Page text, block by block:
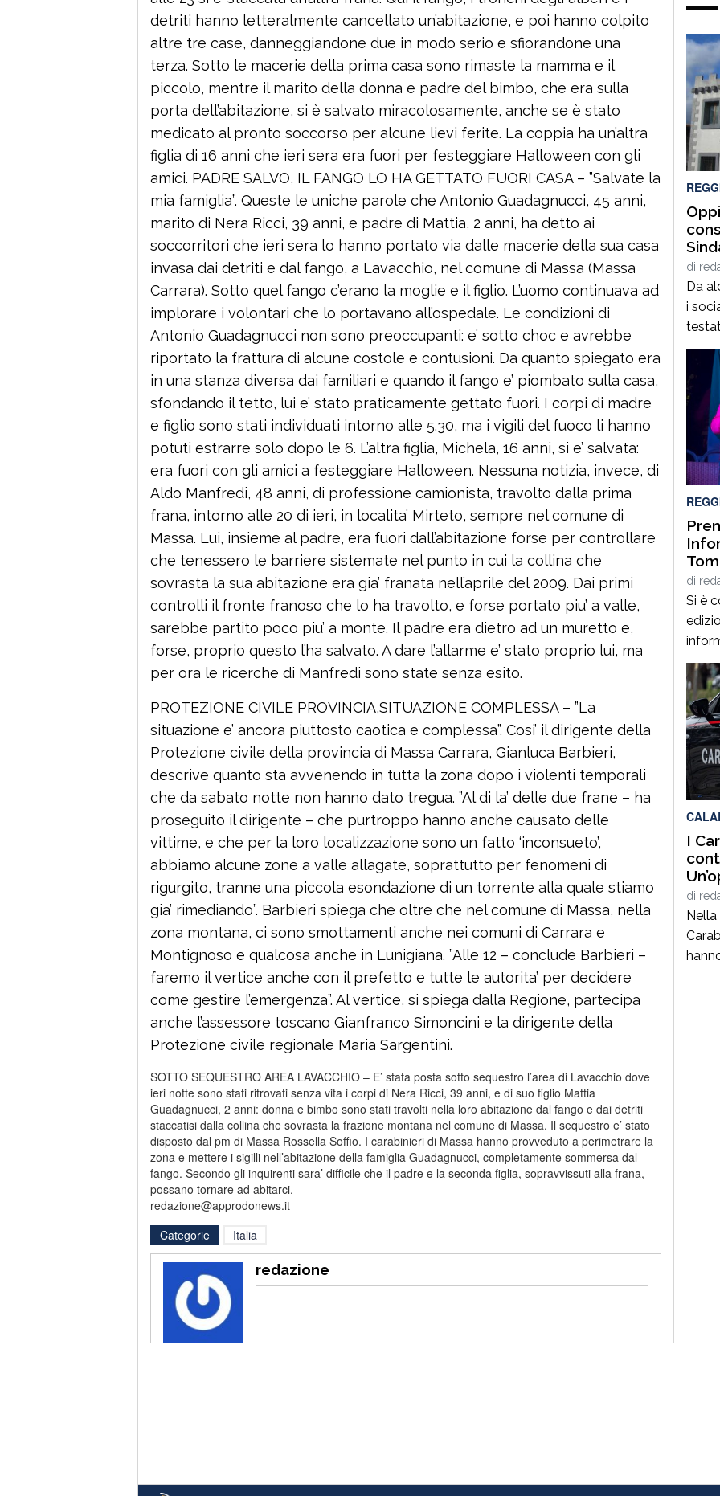
detriti hanno letteralmente cancellato un’abitazione, e poi hanno colpito
altre tre case, danneggiandone due in modo serio e sfiorandone una
terza. Sotto le macerie della prima casa sono rimaste la mamma e il
piccolo, mentre il marito della donna e padre del bimbo, che era sulla
porta dell’abitazione, si è salvato miracolosamente, anche se è stato
medicato al pronto soccorso per alcune lievi ferite. La coppia ha un’altra
figlia di 16 anni che ieri sera era fuori per festeggiare Halloween con gli
amici. PADRE SALVO, IL FANGO LO HA GETTATO FUORI CASA – ”Salvate la
mia famiglia”. Queste le uniche parole che Antonio Guadagnucci, 45 anni,
marito di Nera Ricci, 39 anni, e padre di Mattia, 2 anni, ha detto ai
soccorritori che ieri sera lo hanno portato via dalle macerie della sua casa
invasa dai detriti e dal fango, a Lavacchio, nel comune di Massa (Massa
Carrara). Sotto quel fango c’erano la moglie e il figlio. L’uomo continuava ad
implorare i volontari che lo portavano all’ospedale. Le condizioni di
Antonio Guadagnucci non sono preoccupanti: e’ sotto choc e avrebbe
riportato la frattura di alcune costole e contusioni. Da quanto spiegato era
in una stanza diversa dai familiari e quando il fango e’ piombato sulla casa,
sfondando il tetto, lui e’ stato praticamente gettato fuori. I corpi di madre
e figlio sono stati individuati intorno alle 5.30, ma i vigili del fuoco li hanno
potuti estrarre solo dopo le 6. L’altra figlia, Michela, 16 anni, si e’ salvata:
era fuori con gli amici a festeggiare Halloween. Nessuna notizia, invece, di
Aldo Manfredi, 48 anni, di professione camionista, travolto dalla prima
frana, intorno alle 20 di ieri, in localita’ Mirteto, sempre nel comune di
Massa. Lui, insieme al padre, era fuori dall’abitazione forse per controllare
che tenessero le barriere sistemate nel punto in cui la collina che
sovrasta la sua abitazione era gia’ franata nell’aprile del 2009. Dai primi
controlli il fronte franoso che lo ha travolto, e forse portato piu’ a valle,
sarebbe partito poco piu’ a monte. Il padre era dietro ad un muretto e,
forse, proprio questo l’ha salvato. A dare l’allarme e’ stato proprio lui, ma
per ora le ricerche di Manfredi sono state senza esito.
PROTEZIONE CIVILE PROVINCIA,SITUAZIONE COMPLESSA – ”La
situazione e’ ancora piuttosto caotica e complessa”. Cosi’ il dirigente della
Protezione civile della provincia di Massa Carrara, Gianluca Barbieri,
descrive quanto sta avvenendo in tutta la zona dopo i violenti temporali
che da sabato notte non hanno dato tregua. ”Al di la’ delle due frane – ha
proseguito il dirigente – che purtroppo hanno anche causato delle
vittime, e che per la loro localizzazione sono un fatto ‘inconsueto’,
abbiamo alcune zone a valle allagate, soprattutto per fenomeni di
rigurgito, tranne una piccola esondazione di un torrente alla quale stiamo
gia’ rimediando”. Barbieri spiega che oltre che nel comune di Massa, nella
zona montana, ci sono smottamenti anche nei comuni di Carrara e
Montignoso e qualcosa anche in Lunigiana. ”Alle 12 – conclude Barbieri –
faremo il vertice anche con il prefetto e tutte le autorita’ per decidere
come gestire l’emergenza”. Al vertice, si spiega dalla Regione, partecipa
anche l’assessore toscano Gianfranco Simoncini e la dirigente della
Protezione civile regionale Maria Sargentini.
SOTTO SEQUESTRO AREA LAVACCHIO – E’ stata posta sotto sequestro l’area di Lavacchio dove
ieri notte sono stati ritrovati senza vita i corpi di Nera Ricci, 39 anni, e di suo figlio Mattia
Guadagnucci, 2 anni: donna e bimbo sono stati travolti nella loro abitazione dal fango e dai detriti
staccatisi dalla collina che sovrasta la frazione montana nel comune di Massa. Il sequestro e’ stato
disposto dal pm di Massa Rossella Soffio. I carabinieri di Massa hanno provveduto a perimetrare la
zona e mettere i sigilli nell’abitazione della famiglia Guadagnucci, completamente sommersa dal
fango. Secondo gli inquirenti sara’ difficile che il padre e la seconda figlia, sopravvissuti alla frana,
possano tornare ad abitarci.
redazione@approdonews.it
Categorie
Italia
redazione
di
Da
i
sua
di
Si è
I
di